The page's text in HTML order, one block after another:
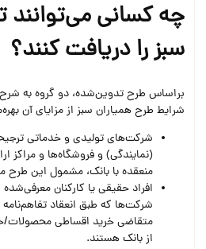
چه کسانی می‌توانند
سبز را دریافت کنند؟
براساس طرح تدوین‌شده، دو گروه به شرح ذیل
شرایط طرح همیاران سبز از مزایای آن
شرکت‌های تولیدی و خدماتی ترجیحاً
(نمایندگی) و فروشگاه‌ها و مراکز
منعقده با بانک، مشمول این طرح
افراد حقیقی یا کارکنان معرفی‌شده از
شرکت‌ها که طبق انعقاد تفاهم‌نامه
متقاضی خرید اقساطی محصولات/
از بانک هستند.